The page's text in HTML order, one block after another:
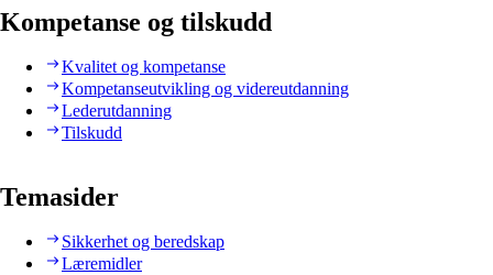
Kompetanse og tilskudd
Kvalitet og kompetanse
Kompetanseutvikling og videreutdanning
Lederutdanning
Tilskudd
Temasider
Sikkerhet og beredskap
Læremidler